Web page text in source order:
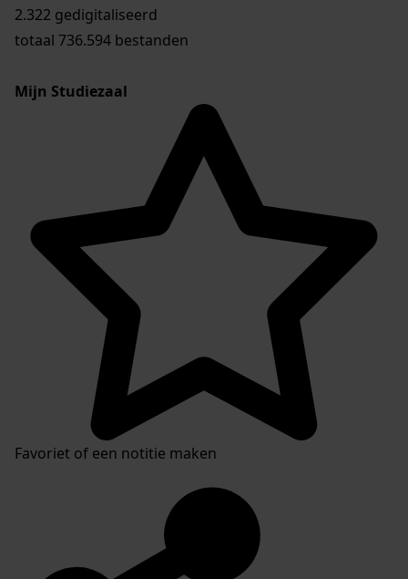
2.322 gedigitaliseerd
totaal 736.594 bestanden
Mijn Studiezaal
Favoriet of een notitie maken